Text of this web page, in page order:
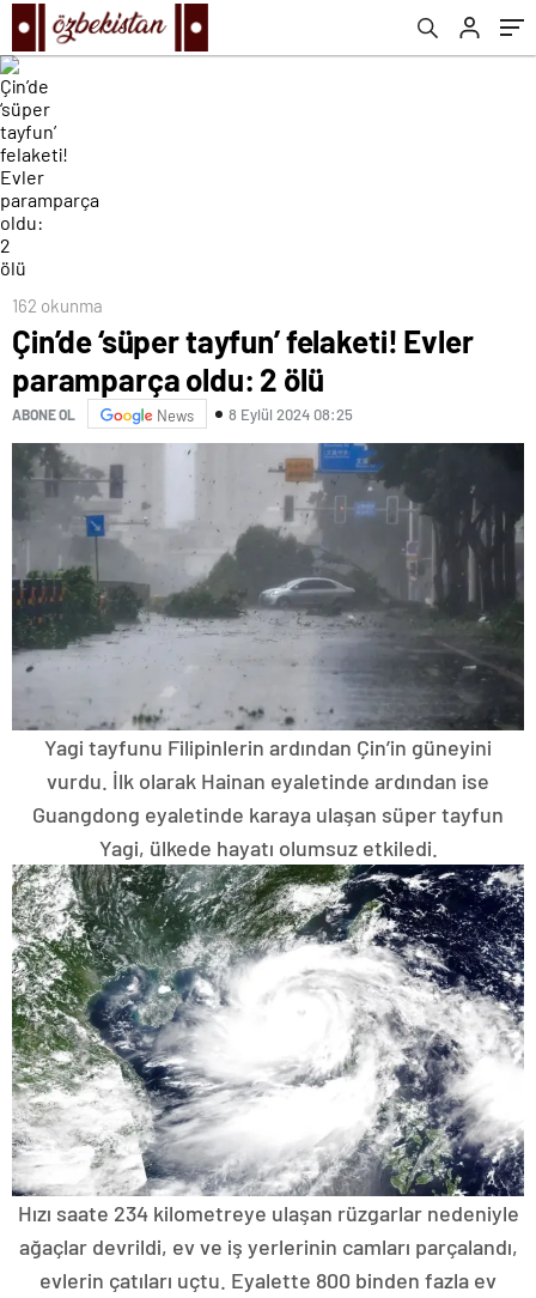
162 okunma
Çin’de ‘süper tayfun’ felaketi! Evler
paramparça oldu: 2 ölü
ABONE OL News 8 Eylül 2024 08:25
Yagi tayfunu Filipinlerin ardından Çin’in güneyini
vurdu. İlk olarak Hainan eyaletinde ardından ise
Guangdong eyaletinde karaya ulaşan süper tayfun
Yagi, ülkede hayatı olumsuz etkiledi.
Hızı saate 234 kilometreye ulaşan rüzgarlar nedeniyle
ağaçlar devrildi, ev ve iş yerlerinin camları parçalandı,
evlerin çatıları uçtu. Eyalette 800 binden fazla ev